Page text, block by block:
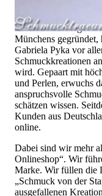
Hochwertiger
ist nicht nur unsere
mit dem alles begann.
Münchens
Gabriela Pyka vor
Schmuckkreationen
wird. Gepaart mit
und Perlen, erwuchs
anspruchsvolle
schätzen wissen.
Kunden aus
online.
Dabei sind wir mehr
Onlineshop“. Wir
Marke. Wir füllen die
„Schmuck von der
ausgefallenen